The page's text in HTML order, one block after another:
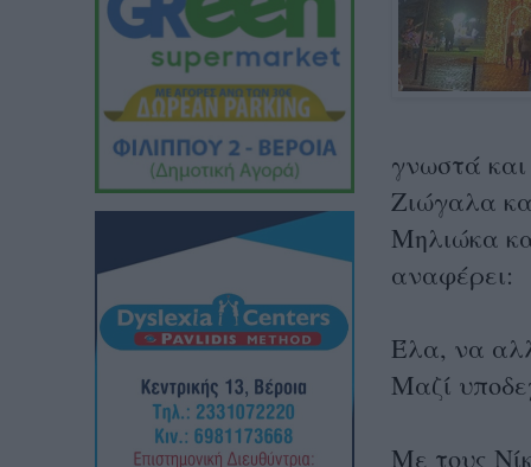
γνωστά
Ζιώγαλα
Μηλιώκα
αναφέρει:
Έλα, να
Μαζί
Με τους